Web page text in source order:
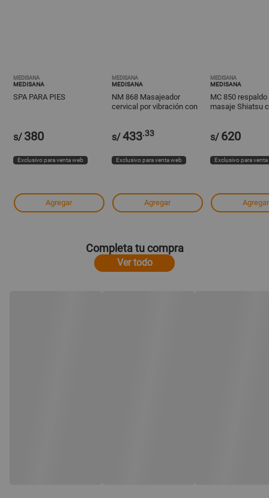
MEDISANA
MEDISANA
SPA PARA PIES
s/ 380
Exclusivo para venta web
Agregar
MEDISANA
MEDISANA
NM 868 Masajeador
cervical por vibración con
s/433.33
Exclusivo para venta web
Agregar
MEDISANA
MEDISANA
MC 850 respaldo
masaje Shiatsu
giratorios
s/ 620
Exclusivo para
Agregar
Completa tu compra
Ver todo